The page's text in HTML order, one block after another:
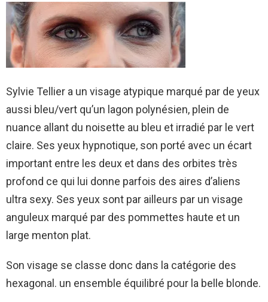
Sylvie Tellier a un visage atypique marqué par de yeux
aussi bleu/vert qu’un lagon polynésien, plein de
nuance allant du noisette au bleu et irradié par le vert
claire. Ses yeux hypnotique, son porté avec un écart
important entre les deux et dans des orbites très
profond ce qui lui donne parfois des aires d’aliens
ultra sexy. Ses yeux sont par ailleurs par un visage
anguleux marqué par des pommettes haute et un
large menton plat.
Son visage se classe donc dans la catégorie des
hexagonal. un ensemble équilibré pour la belle blonde.